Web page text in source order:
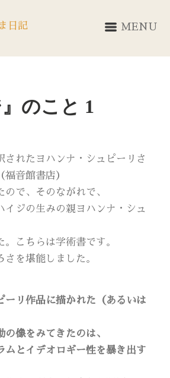
MENU
』のこと 1
されたヨハンナ・シュピーリさ
福音館書店）
ので、そのながれで、
イジの生みの親ヨハンナ・シュ
。こちらは学術書です。
を堪能しました。
ーリ作品に描かれた（あるいは
の像をみてきたのは、
ムとイデオロギー性を暴き出す